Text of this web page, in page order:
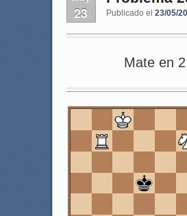
23 Publicado el 23/05/
Mate en 2